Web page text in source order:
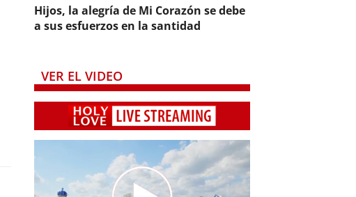
Hijos, la alegría de Mi Corazón se debe
a sus esfuerzos en la santidad
VER EL VIDEO